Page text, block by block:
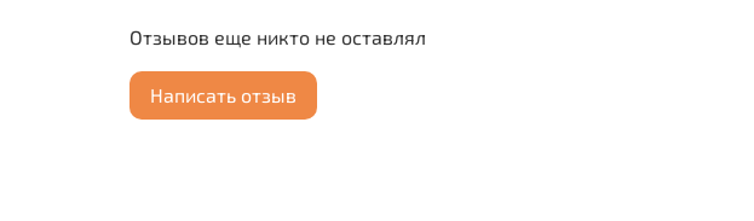
Отзывов еще никто не оставлял
Написать отзыв